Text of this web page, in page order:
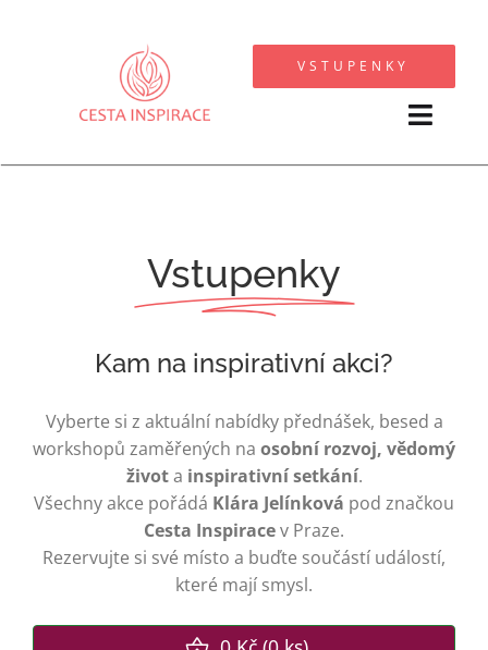
VSTUPENKY
SPOLUPRACUJI
FOTOGALERIE
O MNĚ
OSTATNÍ
VSTUPENKY
Vstupenky
Kam na inspirativní akci?
Vyberte si z aktuální nabídky přednášek, besed a
workshopů zaměřených na osobní rozvoj, vědomý
života inspirativní setkání.
Všechny akce pořádá Klára Jelínková pod značkou
Cesta Inspiracev Praze.
Rezervujte si své místo a buďte součástí událostí,
které mají smysl.